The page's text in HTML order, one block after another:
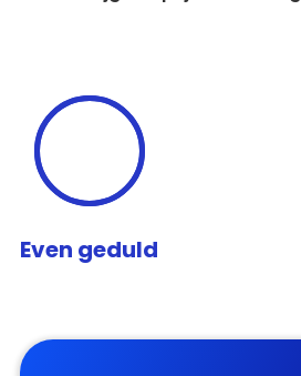
Even geduld